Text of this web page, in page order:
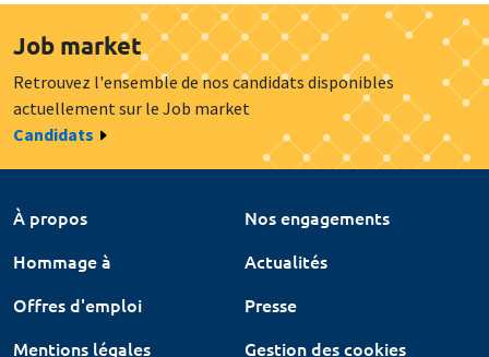
Job market
Retrouvez l'ensemble de nos candidats disponibles
actuellement sur le Job market
Candidats
À propos
Nos engagements
Hommage à
Actualités
Offres d'emploi
Presse
Mentions légales
Gestion des cookies